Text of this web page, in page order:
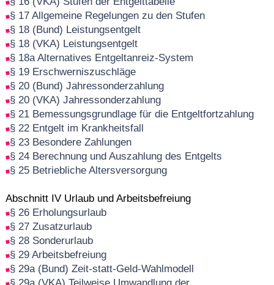
§ 17 Allgemeine Regelungen zu den Stufen
§ 18 (Bund) Leistungsentgelt
§ 18 (VKA) Leistungsentgelt
§ 18a Alternatives Entgeltanreiz-System
§ 19 Erschwerniszuschläge
§ 20 (Bund) Jahressonderzahlung
§ 20 (VKA) Jahressonderzahlung
§ 21 Bemessungsgrundlage für die Entgeltfortzahlung
§ 22 Entgelt im Krankheitsfall
§ 23 Besondere Zahlungen
§ 24 Berechnung und Auszahlung des Entgelts
§ 25 Betriebliche Altersversorgung
Abschnitt IV Urlaub und Arbeitsbefreiung
§ 26 Erholungsurlaub
§ 27 Zusatzurlaub
§ 28 Sonderurlaub
§ 29 Arbeitsbefreiung
§ 29a (Bund) Zeit-statt-Geld-Wahlmodell